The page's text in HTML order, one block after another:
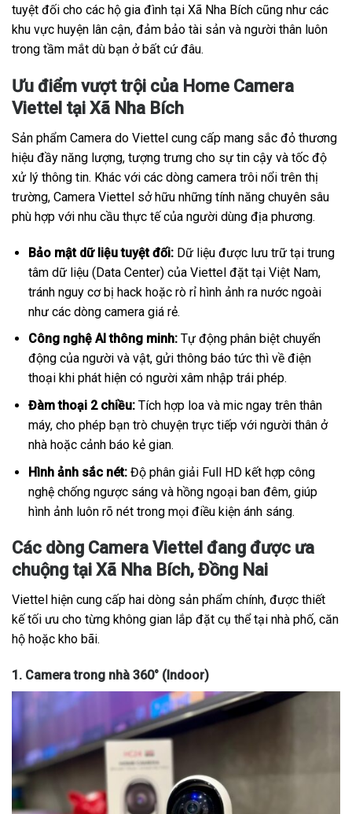
tuyệt đối cho các hộ gia đình tại Xã Nha Bích cũng như các
khu vực huyện lân cận, đảm bảo tài sản và người thân luôn
trong tầm mắt dù bạn ở bất cứ đâu.
Ưu điểm vượt trội của Home Camera
Viettel tại Xã Nha Bích
Sản phẩm Camera do Viettel cung cấp mang sắc đỏ thương
hiệu đầy năng lượng, tượng trưng cho sự tin cậy và tốc độ
xử lý thông tin. Khác với các dòng camera trôi nổi trên thị
trường, Camera Viettel sở hữu những tính năng chuyên sâu
phù hợp với nhu cầu thực tế của người dùng địa phương.
Bảo mật dữ liệu tuyệt đối:Dữ liệu được lưu trữ tại trung
tâm dữ liệu (Data Center) của Viettel đặt tại Việt Nam,
tránh nguy cơ bị hack hoặc rò rỉ hình ảnh ra nước ngoài
như các dòng camera giá rẻ.
Công nghệ AI thông minh:Tự động phân biệt chuyển
động của người và vật, gửi thông báo tức thì về điện
thoại khi phát hiện có người xâm nhập trái phép.
Đàm thoại 2 chiều:Tích hợp loa và mic ngay trên thân
máy, cho phép bạn trò chuyện trực tiếp với người thân ở
nhà hoặc cảnh báo kẻ gian.
Hình ảnh sắc nét:Độ phân giải Full HD kết hợp công
nghệ chống ngược sáng và hồng ngoại ban đêm, giúp
hình ảnh luôn rõ nét trong mọi điều kiện ánh sáng.
Các dòng Camera Viettel đang được ưa
chuộng tại Xã Nha Bích, Đồng Nai
Viettel hiện cung cấp hai dòng sản phẩm chính, được thiết
kế tối ưu cho từng không gian lắp đặt cụ thể tại nhà phố, căn
hộ hoặc kho bãi.
1. Camera trong nhà 360° (Indoor)